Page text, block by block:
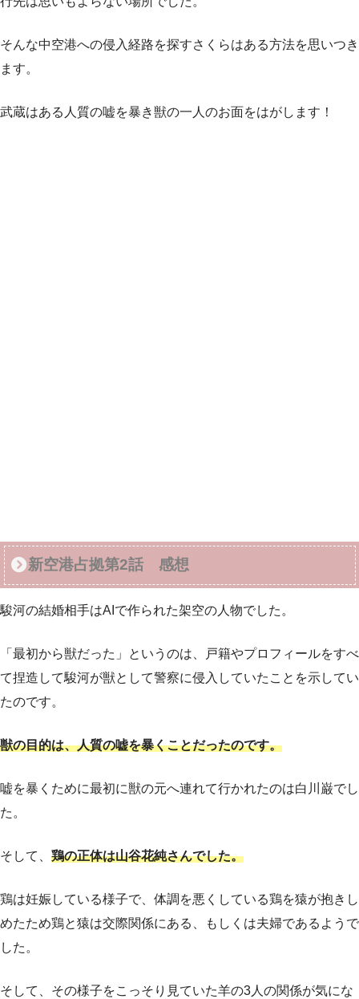
そんな中空港への侵入経路を探すさくらはある方法を思いつき
ます。
武蔵はある人質の嘘を暴き獣の一人のお面をはがします！
新空港占拠第2話 感想
駿河の結婚相手はAIで作られた架空の人物でした。
「最初から獣だった」というのは、戸籍やプロフィールをすべ
て捏造して駿河が獣として警察に侵入していたことを示してい
たのです。
獣の目的は、人質の嘘を暴くことだったのです。
嘘を暴くために最初に獣の元へ連れて行かれたのは白川巌でし
た。
そして、 鶏の正体は山谷花純さんでした。
鶏は妊娠している様子で、体調を悪くしている鶏を猿が抱きし
めたため鶏と猿は交際関係にある、もしくは夫婦であるようで
した。
そして、その様子をこっそり見ていた羊の3人の関係が気にな